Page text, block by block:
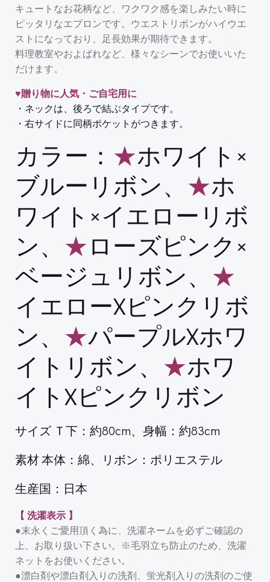
キュートなお花柄など、ワクワク感を楽しみたい時に
ピッタリなエプロンです。ウエストリボンがハイウエ
ストになっており、足長効果が期待できます。
料理教室やおよばれなど、様々なシーンでお使いいた
だけます。
♥贈り物に人気・ご自宅用に
・ネックは、後ろで結ぶタイプです。
・右サイドに同柄ポケットがつきます。
カラー： ★ホワイト×
ブルーリボン、 ★ホ
ワイト×イエローリボ
ン、 ★ローズピンク×
ベージュリボン、 ★
イエローXピンクリボ
ン、 ★パープルXホワ
イトリボン、 ★ホワ
イトXピンクリボン
サイズ Ｔ下：約80cm、身幅：約83cm
素材 本体：綿、リボン：ポリエステル
生産国：日本
【 洗濯表示 】
●末永くご愛用頂く為に、洗濯ネームを必ずご確認の
上、お取り扱い下さい。※毛羽立ち防止のため、洗濯
ネットをお使いください。
●漂白剤や漂白剤入りの洗剤、蛍光剤入りの洗剤のご使